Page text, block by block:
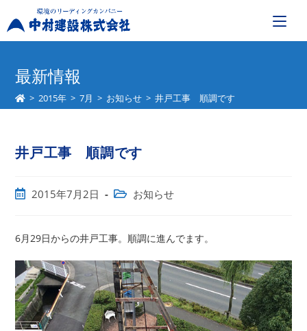
最新情報
> 2015年 > 7月 > お知らせ > 井戸工事 順調です
井戸工事 順調です
投
開
2015年7月2日
投
テ
リ
ー:
お知らせ
6月29日からの井戸工事。順調に進んでます。